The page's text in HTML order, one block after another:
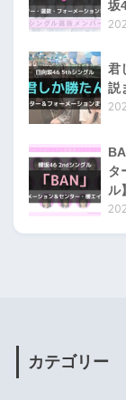
坂
君
説
タ
ル】
カテゴリー